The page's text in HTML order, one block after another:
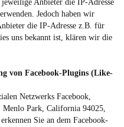
Anbieter die IP-Adresse
Jedoch haben wir
die IP-Adresse z.B. für
uns bekannt ist, klären wir die
von Facebook-Plugins (Like-
Netzwerks Facebook,
Menlo Park, California 94025,
Sie an dem Facebook-